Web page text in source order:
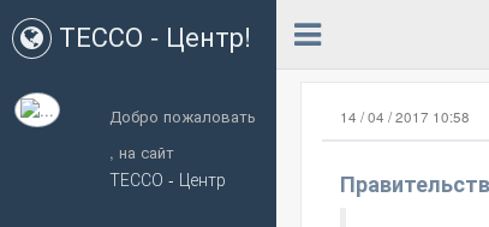
ТЕССО - Центр!
Добро пожаловать
, на сайт
ТЕССО - Центр
14 / 04 / 2017 10:58